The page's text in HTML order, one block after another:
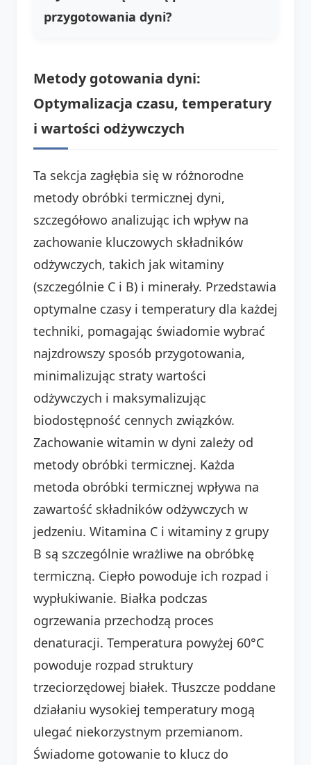
przygotowania dyni?
Metody gotowania dyni:
Optymalizacja czasu, temperatury
i wartości odżywczych
Ta sekcja zagłębia się w różnorodne
metody obróbki termicznej dyni,
szczegółowo analizując ich wpływ na
zachowanie kluczowych składników
odżywczych, takich jak witaminy
(szczególnie C i B) i minerały. Przedstawia
optymalne czasy i temperatury dla każdej
techniki, pomagając świadomie wybrać
najzdrowszy sposób przygotowania,
minimalizując straty wartości
odżywczych i maksymalizując
biodostępność cennych związków.
Zachowanie witamin w dyni zależy od
metody obróbki termicznej. Każda
metoda obróbki termicznej wpływa na
zawartość składników odżywczych w
jedzeniu. Witamina C i witaminy z grupy
B są szczególnie wrażliwe na obróbkę
termiczną. Ciepło powoduje ich rozpad i
wypłukiwanie. Białka podczas
ogrzewania przechodzą proces
denaturacji. Temperatura powyżej 60°C
powoduje rozpad struktury
trzeciorzędowej białek. Tłuszcze poddane
działaniu wysokiej temperatury mogą
ulegać niekorzystnym przemianom.
Świadome gotowanie to klucz do